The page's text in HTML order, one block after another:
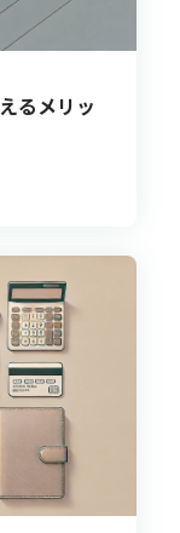
るメリッ